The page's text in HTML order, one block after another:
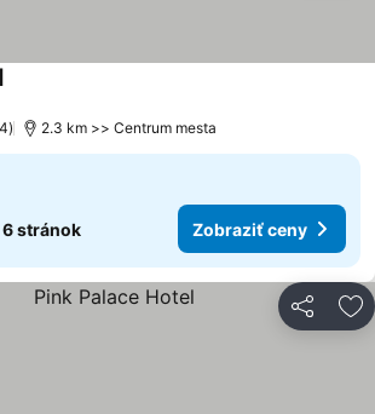
Zobraziť ceny
2.3 km >> Centrum mesta
6 stránok Zobraziť ceny
Zdieľať